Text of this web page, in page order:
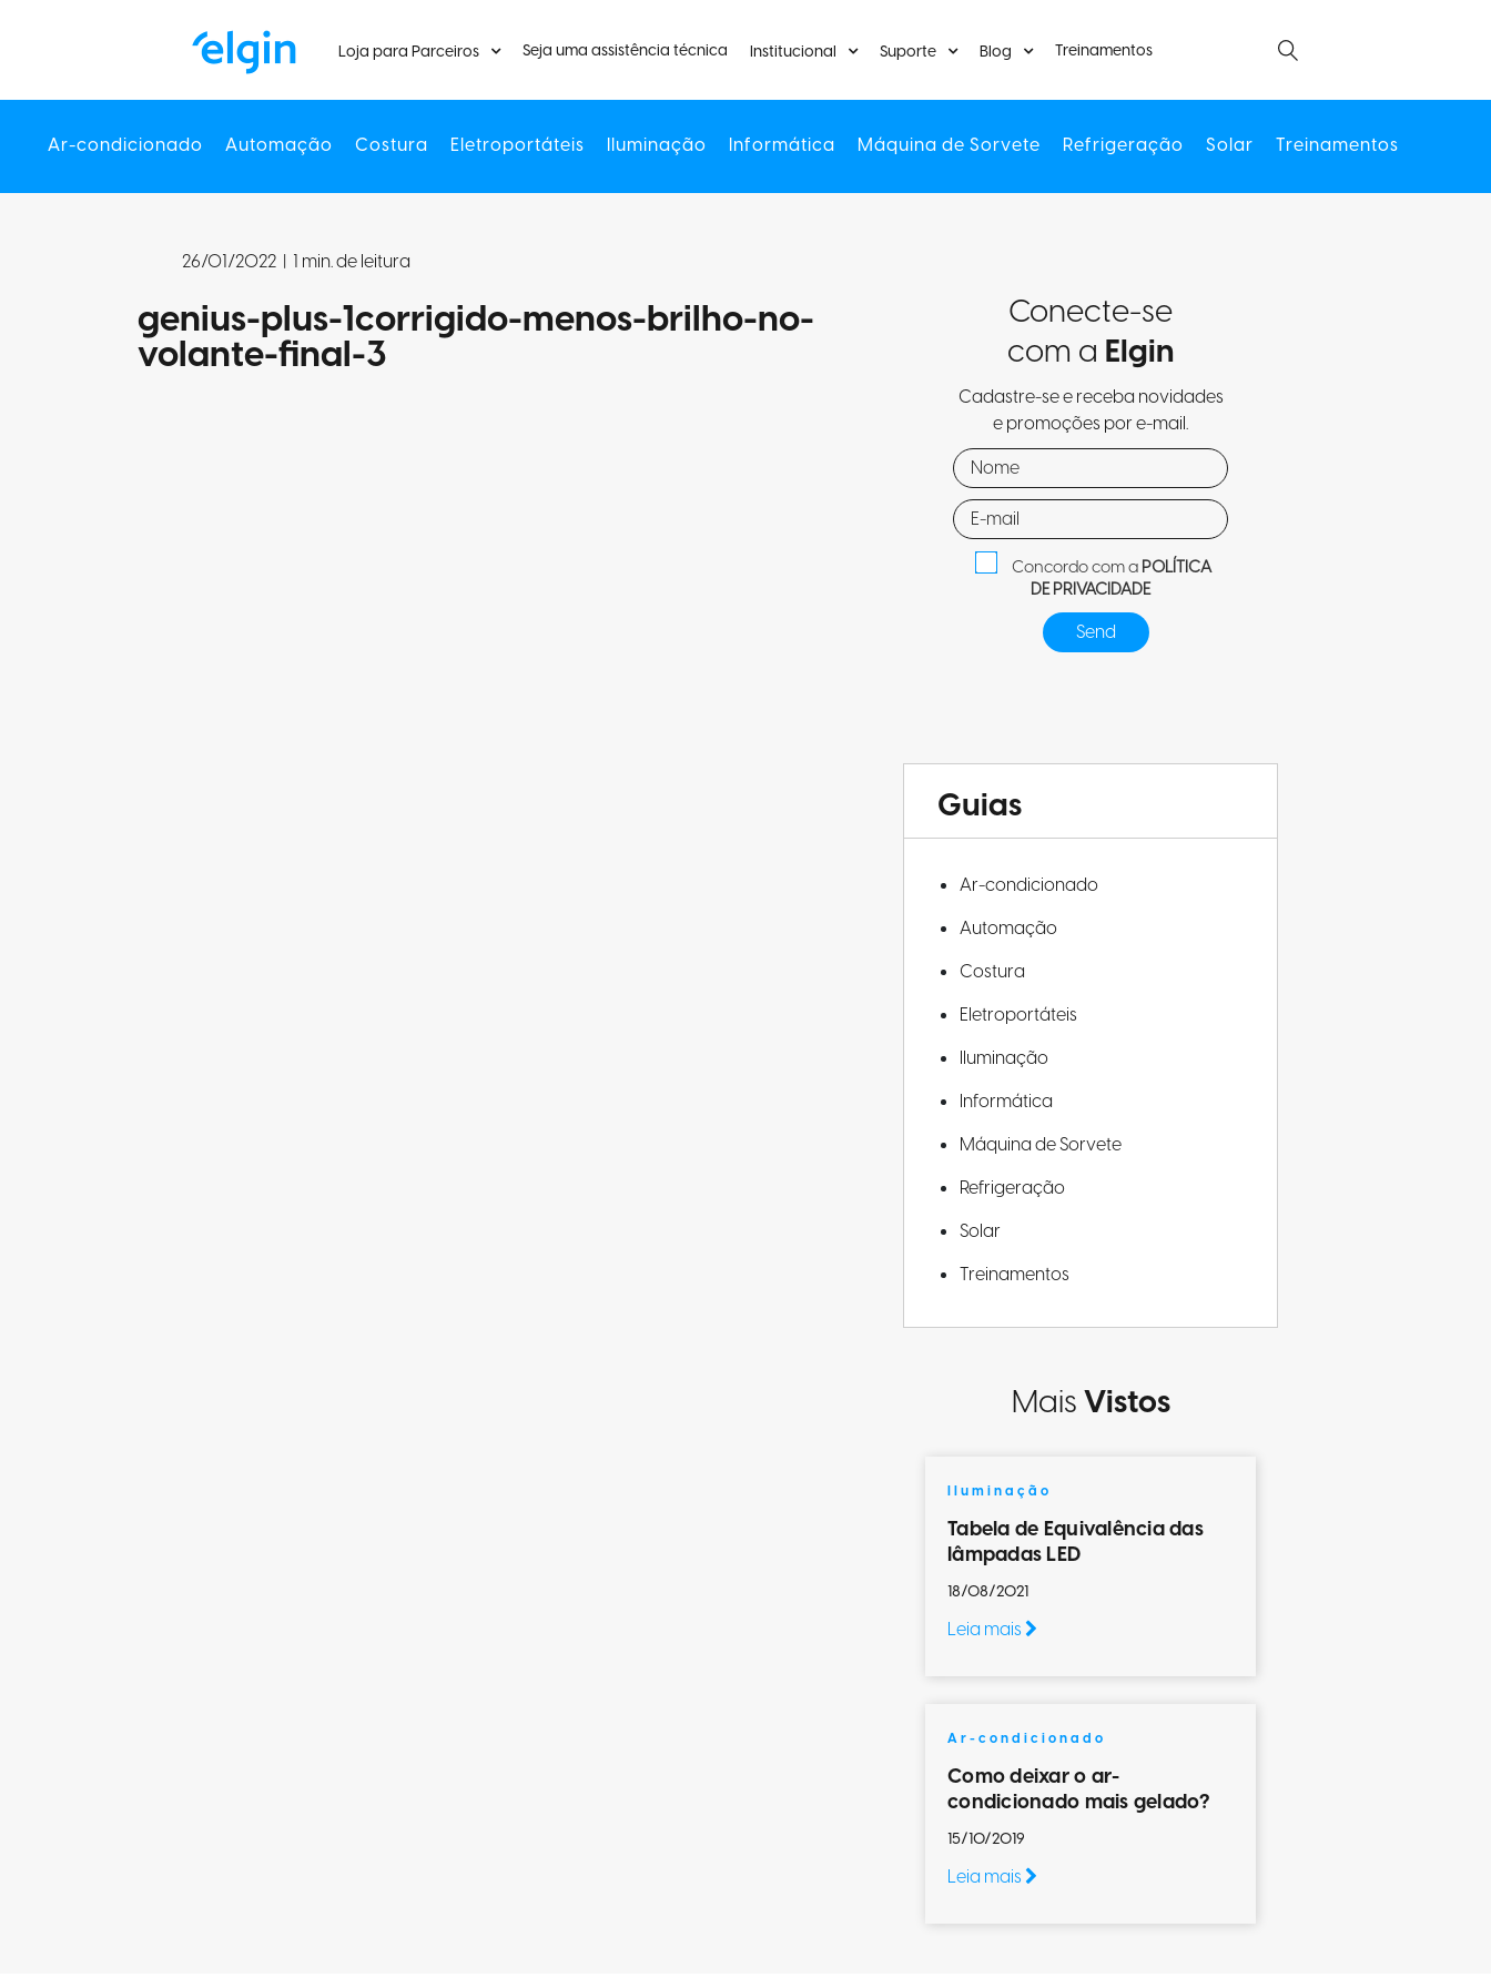
Loja para Parceiros Seja uma assistência técnica Institucional Suporte Blog Treinamentos
Ar-condicionado Automação Costura Eletroportáteis Iluminação Informática Máquina de Sorvete Refrigeração Solar Treinamentos
26/01/2022 | 1 min. de leitura
genius-plus-1corrigido-menos-brilho-no-
volante-final-3
Conecte-se
com a Elgin
Cadastre-se e receba novidades
e promoções por e-mail.
Concordo com aPOLÍTICA
DE PRIVACIDADE
Guias
Ar-condicionado
Automação
Costura
Eletroportáteis
Iluminação
Informática
Máquina de Sorvete
Refrigeração
Solar
Treinamentos
MaisVistos
Iluminação
Tabela de Equivalência das
lâmpadas LED
18/08/2021
Leia mais
Ar-condicionado
Como deixar o ar-
condicionado mais gelado?
15/10/2019
Leia mais